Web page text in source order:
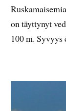
on täyttynyt
100 m. Syvyys